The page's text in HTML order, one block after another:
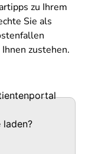
zu Ihrem
Sie als
zustehen.
laden?